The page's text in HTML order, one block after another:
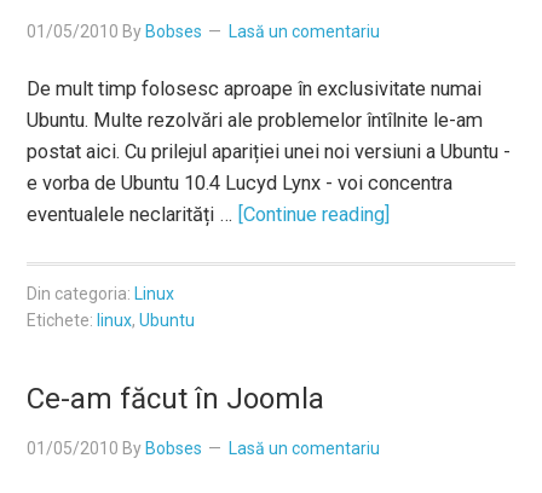
01/05/2010 By Bobses Lasă un comentariu
De mult timp folosesc aproape în exclusivitate numai
Ubuntu. Multe rezolvări ale problemelor întîlnite le-am
postat aici. Cu prilejul apariției unei noi versiuni a Ubuntu -
e vorba de Ubuntu 10.4 Lucyd Lynx - voi concentra
eventualele neclarități … [Continue reading]
Din categoria: Linux
Etichete: linux,Ubuntu
Ce-am făcut în Joomla
01/05/2010 By Bobses Lasă un comentariu